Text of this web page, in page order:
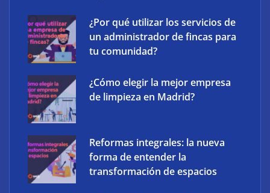
XCharge: cinco retos para la electrificación de las
flotas comerciales en España
¿Por qué utilizar los servicios de
un administrador de fincas para
tu comunidad?
¿Cómo elegir la mejor empresa
de limpieza en Madrid?
Reformas integrales: la nueva
forma de entender la
transformación de espacios